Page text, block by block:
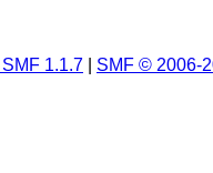
1.1.7 SMF © 2006-